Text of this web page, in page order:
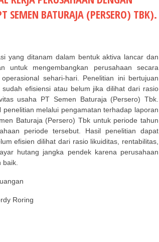
SEMEN BATURAJA (PERSERO) TBK).
yang ditanam dalam bentuk aktiva lancar dan
mengembangkan perusahaan secara
sehari-hari. Penelitian ini bertujuan
efisiensi atau belum jika dilihat dari rasio
usaha PT Semen Baturaja (Persero) Tbk.
melalui pengamatan terhadap laporan
Baturaja (Persero) Tbk untuk periode tahun
periode tersebut. Hasil penelitian dapat
efisien dilihat dari rasio likuiditas, rentabilitas,
hutang jangka pendek karena perusahaan
Roring